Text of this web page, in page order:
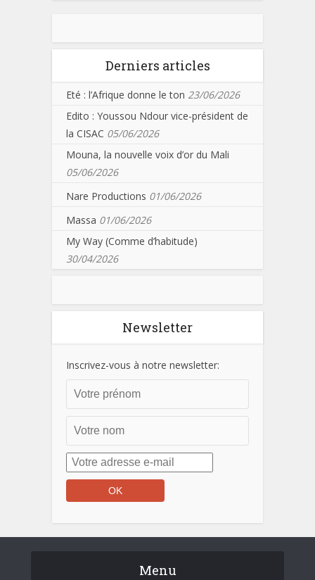
Derniers articles
Eté : l’Afrique donne le ton 23/06/2026
Edito : Youssou Ndour vice-président de
la CISAC 05/06/2026
Mouna, la nouvelle voix d’or du Mali
05/06/2026
Nare Productions 01/06/2026
Massa 01/06/2026
My Way (Comme d’habitude)
30/04/2026
Newsletter
Inscrivez-vous à notre newsletter:
Menu